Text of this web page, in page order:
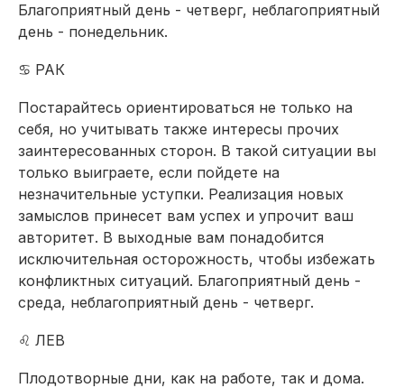
Благоприятный день - четверг, неблагоприятный
день - понедельник.
♋ РАК
Постарайтесь ориентироваться не только на
себя, но учитывать также интересы прочих
заинтересованных сторон. В такой ситуации вы
только выиграете, если пойдете на
незначительные уступки. Реализация новых
замыслов принесет вам успех и упрочит ваш
авторитет. В выходные вам понадобится
исключительная осторожность, чтобы избежать
конфликтных ситуаций. Благоприятный день -
среда, неблагоприятный день - четверг.
♌ ЛЕВ
Плодотворные дни, как на работе, так и дома.